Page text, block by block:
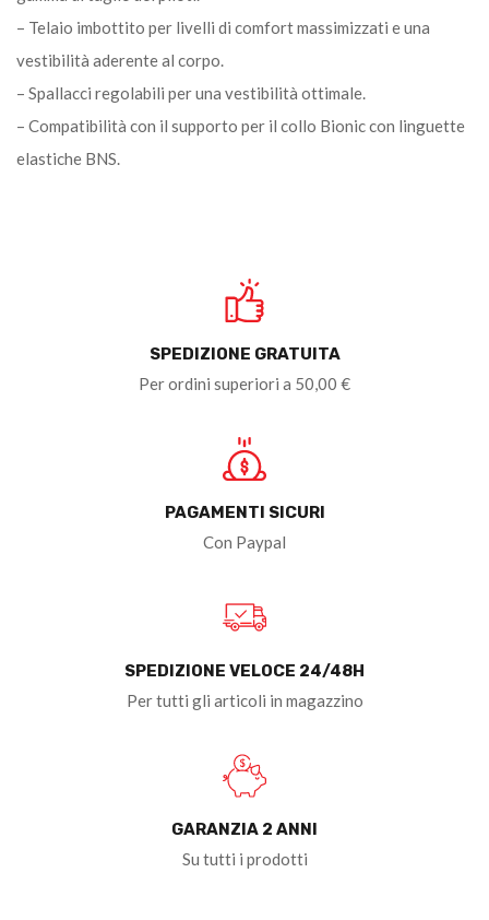
– Telaio imbottito per livelli di comfort massimizzati e una
vestibilità aderente al corpo.
– Spallacci regolabili per una vestibilità ottimale.
– Compatibilità con il supporto per il collo Bionic con linguette
elastiche BNS.
SPEDIZIONE GRATUITA
Per ordini superiori a 50,00 €
PAGAMENTI SICURI
Con Paypal
SPEDIZIONE VELOCE 24/48H
Per tutti gli articoli in magazzino
GARANZIA 2 ANNI
Su tutti i prodotti